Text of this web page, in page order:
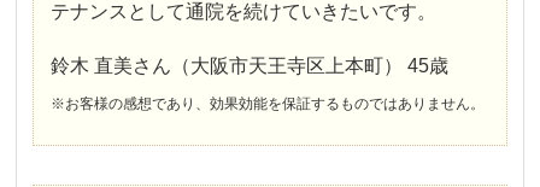
テナンスとして通院を続けていきたいです。
鈴木 直美さん（大阪市天王寺区上本町） 45歳
※お客様の感想であり、効果効能を保証するものではありません。